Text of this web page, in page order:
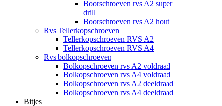
Boorschroeven rvs A2 super
drill
Boorschroeven rvs A2 hout
Rvs Tellerkopschroeven
Tellerkopschroeven RVS A2
Tellerkopschroeven RVS A4
Rvs bolkopschroeven
Bolkopschroeven rvs A2 voldraad
Bolkopschroeven rvs A4 voldraad
Bolkopschroeven rvs A2 deeldraad
Bolkopschroeven rvs A4 deeldraad
Bitjes